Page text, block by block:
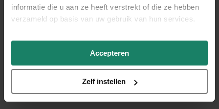
informatie die u aan ze heeft verstrekt of die ze hebben
verzameld op basis van uw gebruik van hun services.
Accepteren
Zelf instellen